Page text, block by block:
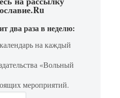
два раза в неделю:
на каждый
«Вольный
мероприятий.